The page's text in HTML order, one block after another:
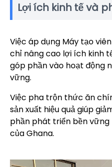
Lợi ích kinh tế và
Việc áp dụng Máy tạo
chỉ nâng cao lợi ích kinh
góp phần vào hoạt động
vững.
Việc pha trộn thức ăn
sản xuất hiệu quả giúp
phần phát triển bền
của Ghana.